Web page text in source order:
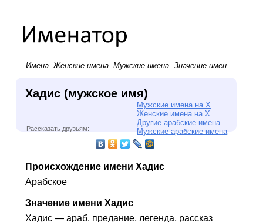
Имена.Женские имена. Мужские имена. Значение имен.
Хадис (мужское имя)
Мужские имена на Х
Женские имена на Х
Другие арабские имена
Мужские арабские имена
Рассказать друзьям:
Происхождение имени Хадис
Арабское
Значение имени Хадис
Хадис — араб. предание, легенда, рассказ